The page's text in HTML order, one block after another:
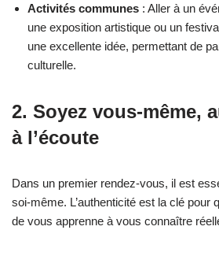
Activités communes : Aller à un
une exposition artistique ou un
une excellente idée, permettant de
culturelle.
2. Soyez vous-même,
à l’écoute
Dans un premier rendez-vous, il est
soi-même. L’authenticité est la clé pour
de vous apprenne à vous connaître